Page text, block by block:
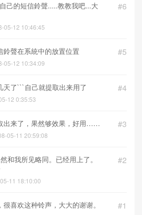
#6
己的短信鈴聲.....教教我吧...大
05-12 10:46:45
#5
鈴聲在系統中的放置位置
05-12 10:34:09
#4
天了```自己就提取出来用了
12 0:35:53
#3
出来了，果然够效果，好用……
05-11 20:59:08
#2
和我所见略同。已经用上了。
11 18:10:00
#1
喜欢这种铃声，大大的谢谢。